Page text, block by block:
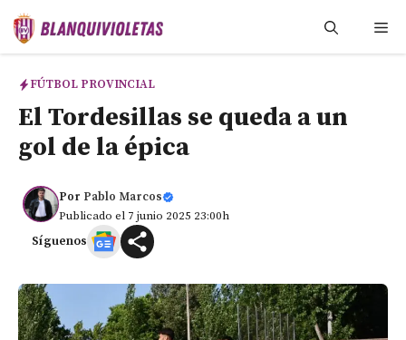
Saltar
FÚTBOL PROVINCIAL
El Tordesillas se queda a un
gol de la épica
Por Pablo Marcos
Publicado el 7 junio 2025 23:00h
Síguenos